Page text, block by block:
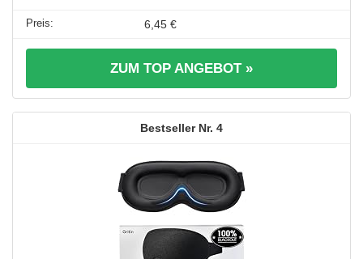
6,45 €
ZUM TOP ANGEBOT »
4